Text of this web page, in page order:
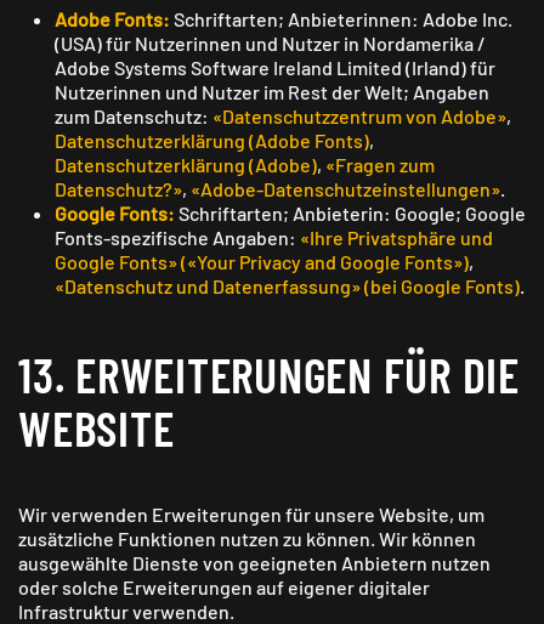
Adobe Fonts: Schriftarten; Anbieterinnen: Adobe Inc.
(USA) für Nutzerinnen und Nutzer in Nordamerika /
Adobe Systems Software Ireland Limited (Irland) für
Nutzerinnen und Nutzer im Rest der Welt; Angaben
zum Datenschutz: «Datenschutzzentrum von Adobe»,
Datenschutzerklärung (Adobe Fonts),
Datenschutzerklärung (Adobe), «Fragen zum
Datenschutz?», «Adobe-Datenschutzeinstellungen»
Google Fonts: Schrift­arten; Anbieterin: Google; Google
Fonts-spezifische Angaben: «Ihre Privat­sphäre und
Google Fonts» («Your Privacy and Google Fonts»),
«Daten­schutz und Daten­erfassung» (bei Google Fonts)
13. ERWEITERUNGEN FÜR DIE
WEBSITE
Wir verwenden Erweiterungen für unsere Website, um
zusätzliche Funktionen nutzen zu können. Wir können
ausgewählte Dienste von geeigneten Anbietern nutzen
oder solche Erweiterungen auf eigener digitaler
Infrastruktur verwenden.